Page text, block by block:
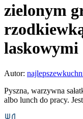
zielonym
laskowymi
Autor:
Pyszna, warzywna
albo lunch do pracy.